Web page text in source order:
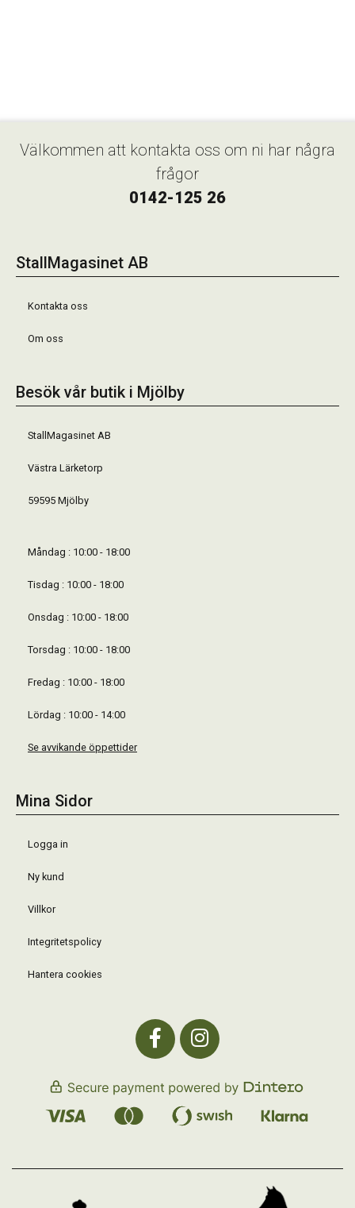
Välkommen att kontakta oss om ni har några
frågor
0142-125 26
StallMagasinet AB
Kontakta oss
Om oss
Besök vår butik i Mjölby
StallMagasinet AB
Västra Lärketorp
59595 Mjölby
Måndag : 10:00 - 18:00
Tisdag : 10:00 - 18:00
Onsdag : 10:00 - 18:00
Torsdag : 10:00 - 18:00
Fredag : 10:00 - 18:00
Lördag : 10:00 - 14:00
Se avvikande öppettider
Mina Sidor
Logga in
Ny kund
Villkor
Integritetspolicy
Hantera cookies